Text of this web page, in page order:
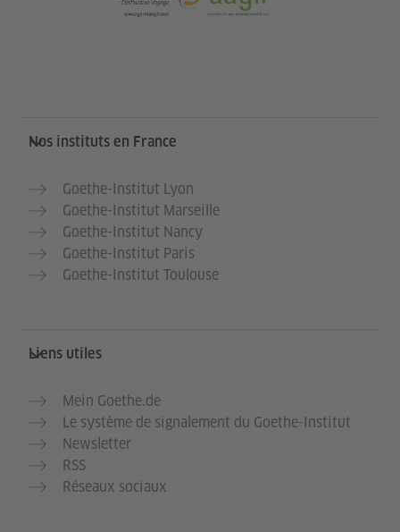
Service- und Informationsbereich
Nos instituts en France
Goethe-Institut Lyon
Goethe-Institut Marseille
Goethe-Institut Nancy
Goethe-Institut Paris
Goethe-Institut Toulouse
Liens utiles
Mein Goethe.de
Le système de signalement du Goethe-Institut
Newsletter
RSS
Réseaux sociaux